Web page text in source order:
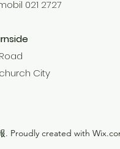
021 2727
City
. Proudly created with